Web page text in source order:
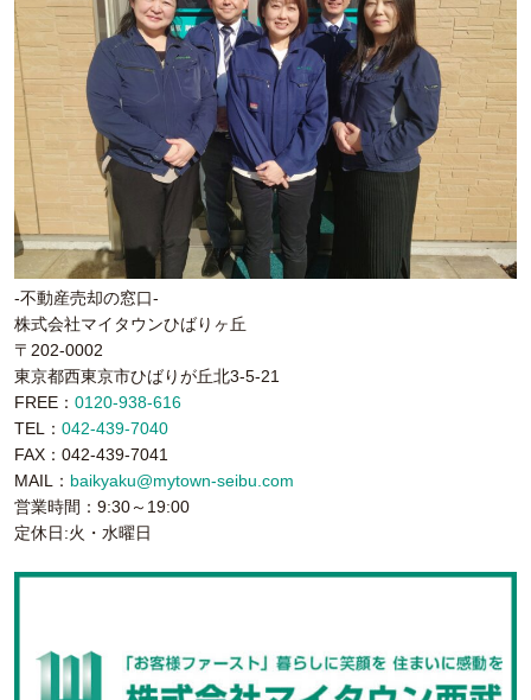
-不動産売却の窓口-
株式会社マイタウンひばりヶ丘
〒202-0002
東京都西東京市ひばりが丘北3-5-21
FREE： 0120-938-616
TEL： 042-439-7040
FAX：042-439-7041
MAIL： baikyaku@mytown-seibu.com
営業時間：9:30～19:00
定休日:火・水曜日